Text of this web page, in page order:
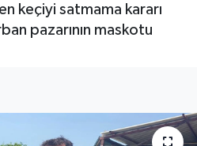
keçiyi satmama kararı
pazarının maskotu